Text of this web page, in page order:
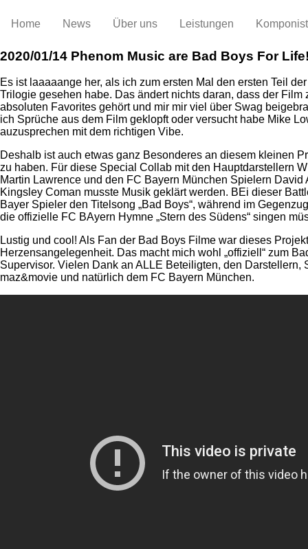
Home News Über uns Leistungen
2020/01/14 Phenom Music are Bad Boys For
Es ist laaaaange her, als ich zum ersten Mal den ersten Teil
Trilogie gesehen habe. Das ändert nichts daran, dass der Film
absoluten Favorites gehört und mir mir viel über Swag
ich Sprüche aus dem Film geklopft oder versucht habe Mike
auzusprechen mit dem richtigen Vibe.
Deshalb ist auch etwas ganz Besonderes an diesem kleinen
zu haben. Für diese Special Collab mit den Hauptdarstellern
Martin Lawrence und den FC Bayern München Spielern David
Kingsley Coman musste Musik geklärt werden. BEi dieser
Bayer Spieler den Titelsong „Bad Boys“, während im
die offizielle FC BAyern Hymne „Stern des Südens“ singen
Lustig und cool! Als Fan der Bad Boys Filme war dieses
Herzensangelegenheit. Das macht mich wohl „offiziell“ zum
Supervisor. Vielen Dank an ALLE Beteiligten, den Darstellern,
maz&movie und natürlich dem FC Bayern München.